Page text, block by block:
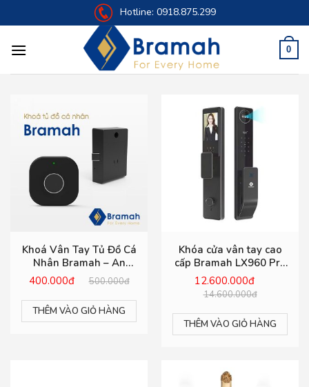
to
Hotline: 0918.875.299
0
Khoá Vân Tay Tủ Đồ Cá
Nhân Bramah – An
Toàn, Tiện Lợi, Bảo Mật
400.000đ 500.000đ
THÊM VÀO GIỎ HÀNG
Khóa cửa vân tay cao
cấp Bramah LX960 Pro
3D Face
12.600.000đ
14.600.000đ
THÊM VÀO GIỎ HÀNG